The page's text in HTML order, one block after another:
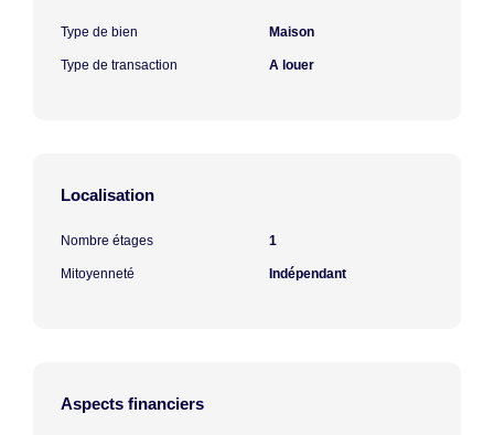
Type de bien Maison
Type de transaction A louer
Localisation
Nombre étages 1
Mitoyenneté Indépendant
Aspects financiers